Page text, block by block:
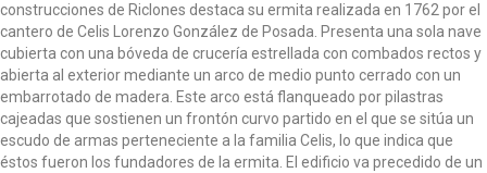
construcciones de Riclones destaca su ermita realizada en 1762 por el
cantero de Celis Lorenzo González de Posada. Presenta una sola nave
cubierta con una bóveda de crucería estrellada con combados rectos y
abierta al exterior mediante un arco de medio punto cerrado con un
embarrotado de madera. Este arco está flanqueado por pilastras
cajeadas que sostienen un frontón curvo partido en el que se sitúa un
escudo de armas perteneciente a la familia Celis, lo que indica que
éstos fueron los fundadores de la ermita. El edificio va precedido de un